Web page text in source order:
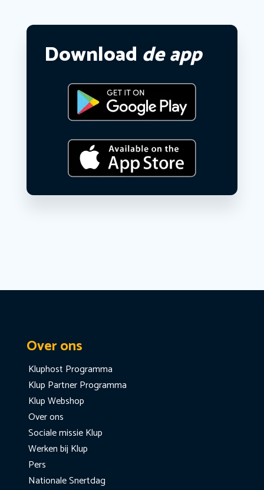
Download de app
Over ons
Kluphost Programma
Klup Partner Programma
Klup Webshop
Over ons
Sociale missie Klup
Werken bij Klup
Pers
Nationale Snertdag